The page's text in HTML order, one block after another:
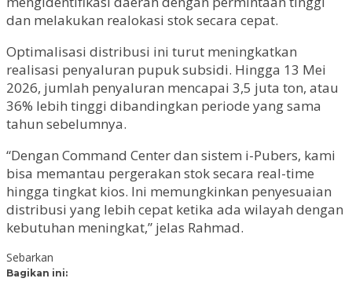
dan melakukan realokasi stok secara cepat.
Optimalisasi distribusi ini turut meningkatkan
realisasi penyaluran pupuk subsidi. Hingga 13 Mei
2026, jumlah penyaluran mencapai 3,5 juta ton, atau
36% lebih tinggi dibandingkan periode yang sama
tahun sebelumnya.
“Dengan Command Center dan sistem i-Pubers, kami
bisa memantau pergerakan stok secara real-time
hingga tingkat kios. Ini memungkinkan penyesuaian
distribusi yang lebih cepat ketika ada wilayah dengan
kebutuhan meningkat,” jelas Rahmad.
Sebarkan
Bagikan ini: